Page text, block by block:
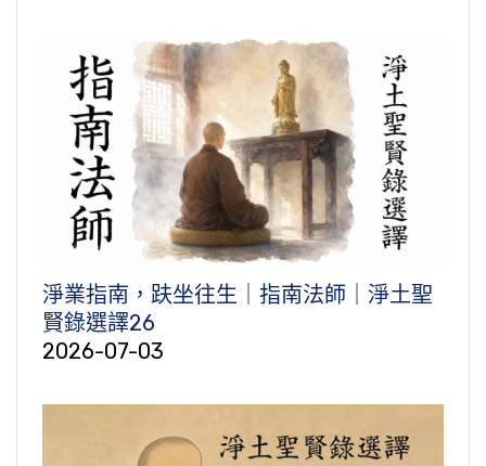
淨業指南，趺坐往生｜指南法師｜淨土聖
賢錄選譯26
2026-07-03